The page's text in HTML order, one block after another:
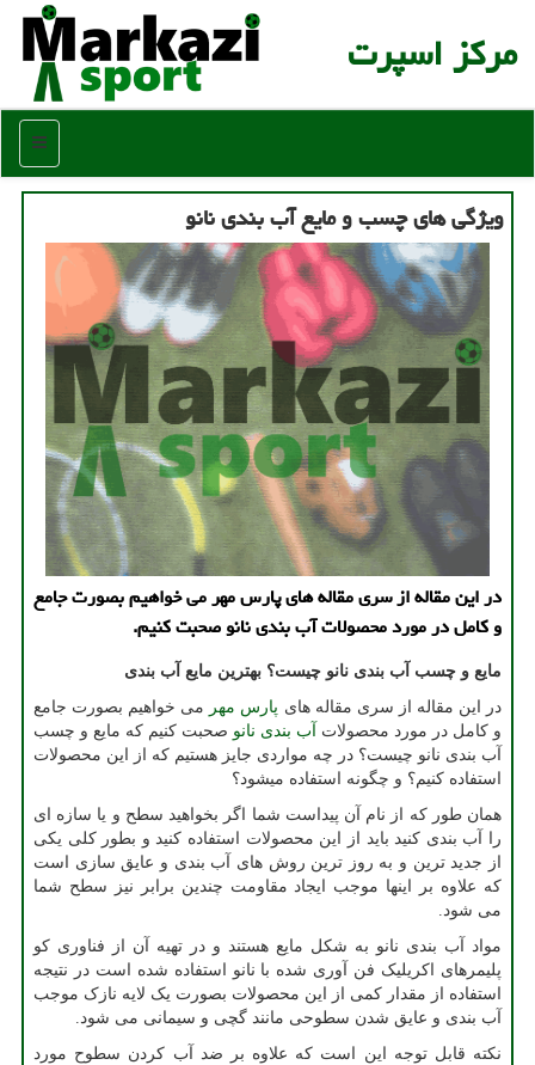
مركز اسپرت
منو
ویژگی های چسب و مایع آب بندی نانو
در این مقاله از سری مقاله های پارس مهر می خواهیم بصورت جامع
و کامل در مورد محصولات آب بندی نانو صحبت کنیم.
مایع و چسب آب بندی نانو چیست؟ بهترین مایع آب بندی
در این مقاله از سری مقاله های پارس مهر می خواهیم بصورت جامع
و کامل در مورد محصولات
آب بندی نانو صحبت کنیم که مایع و چسب
آب بندی نانو چیست؟ در چه مواردی جایز هستیم که از این محصولات
استفاده کنیم؟ و چگونه استفاده میشود؟
همان طور که از نام آن پیداست شما اگر بخواهید سطح و یا سازه ای
را آب بندی کنید باید از این محصولات استفاده کنید و بطور کلی یکی
از جدید ترین و به روز ترین روش های آب بندی و عایق سازی است
که علاوه بر اینها موجب ایجاد مقاومت چندین برابر نیز سطح شما
می شود.
مواد آب بندی نانو به شکل مایع هستند و در تهیه آن از فناوری کو
پلیمرهای اکریلیک فن آوری شده با نانو استفاده شده است در نتیجه
استفاده از مقدار کمی از این محصولات بصورت یک لایه نازک موجب
آب بندی و عایق شدن سطوحی مانند گچی و سیمانی می شود.
نکته قابل توجه این است که علاوه بر ضد آب کردن سطوح مورد